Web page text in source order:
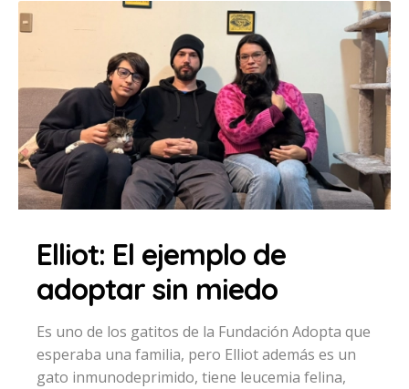
Elliot: El ejemplo de
adoptar sin miedo
Es uno de los gatitos de la Fundación Adopta que
esperaba una familia, pero Elliot además es un
gato inmunodeprimido, tiene leucemia felina,